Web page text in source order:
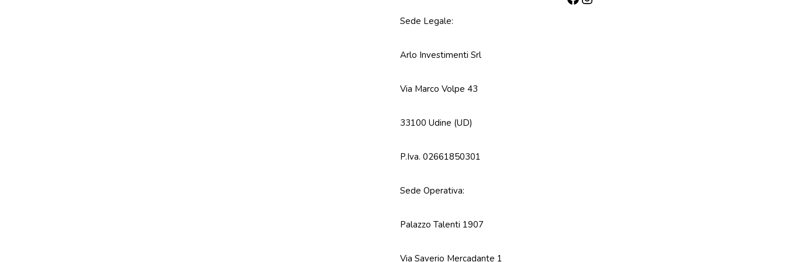
Sede Legale:
Arlo Investimenti Srl
Via Marco Volpe 43
33100 Udine (UD)
P.Iva. 02661850301
Sede Operativa:
Palazzo Talenti 1907
Via Saverio Mercadante 1